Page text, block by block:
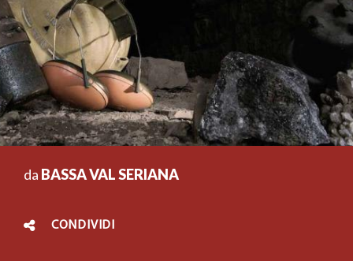
da BASSA VAL SERIANA
CONDIVIDI